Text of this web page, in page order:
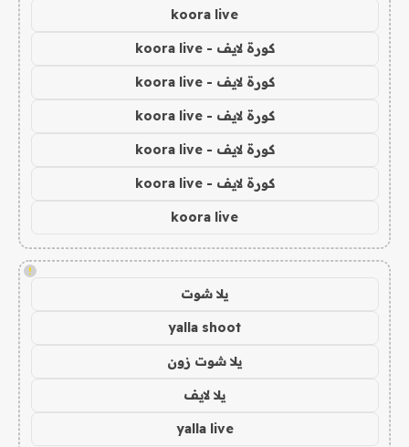
koora live
كورة لايف - koora live
كورة لايف - koora live
كورة لايف - koora live
كورة لايف - koora live
كورة لايف - koora live
koora live
!
يلا شوت
yalla shoot
يلا شوت زون
يلا لايف
yalla live